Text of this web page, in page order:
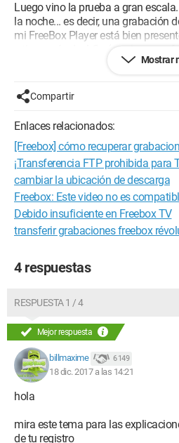
Luego vino la prueba a gran
la noche... es decir, una grabación
mi FreeBox Player está bien
y tiene más de 4 Go (preciso esos
pienso en esta noción de formateo
Sin embargo, cuando quiero iniciar
cliente (probado desde un PC o
Grabación permanece vacía...
¿Tendrían alguna explicación?
división de la pista de video porque
voluminosa, pero no apostaría mi
Gracias por sus explicaciones.
Mostrar
Compartir
Enlaces relacionados:
[Freebox] cómo recuperar
¡Transferencia FTP prohibida para
cambiar la ubicación de descarga
Freebox: Este video no es
Debido insuficiente en Freebox TV
transferir grabaciones freebox
4 respuestas
RESPUESTA 1 / 4
Mejor respuesta
billmaxime 6 149
18 dic. 2017 a las 14:21
hola
mira este tema para las
de tu registro